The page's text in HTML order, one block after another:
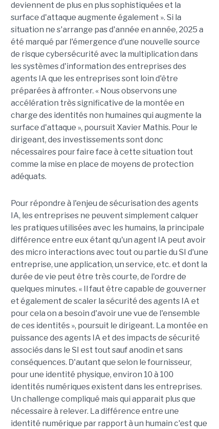
deviennent de plus en plus sophistiquées et la
surface d'attaque augmente également ». Si la
situation ne s'arrange pas d'année en année, 2025 a
été marqué par l'émergence d'une nouvelle source
de risque cybersécurité avec la multiplication dans
les systèmes d'information des entreprises des
agents IA que les entreprises sont loin d'être
préparées à affronter. « Nous observons une
accélération très significative de la montée en
charge des identités non humaines qui augmente la
surface d'attaque », poursuit Xavier Mathis. Pour le
dirigeant, des investissements sont donc
nécessaires pour faire face à cette situation tout
comme la mise en place de moyens de protection
adéquats.
Pour répondre à l'enjeu de sécurisation des agents
IA, les entreprises ne peuvent simplement calquer
les pratiques utilisées avec les humains, la principale
différence entre eux étant qu'un agent IA peut avoir
des micro interactions avec tout ou partie du SI d'une
entreprise, une application, un service, etc. et dont la
durée de vie peut être très courte, de l'ordre de
quelques minutes. « Il faut être capable de gouverner
et également de scaler la sécurité des agents IA et
pour cela on a besoin d'avoir une vue de l'ensemble
de ces identités », poursuit le dirigeant. La montée en
puissance des agents IA et des impacts de sécurité
associés dans le SI est tout sauf anodin et sans
conséquences. D'autant que selon le fournisseur,
pour une identité physique, environ 10 à 100
identités numériques existent dans les entreprises.
Un challenge compliqué mais qui apparait plus que
nécessaire à relever. La différence entre une
identité numérique par rapport à un humain c'est que